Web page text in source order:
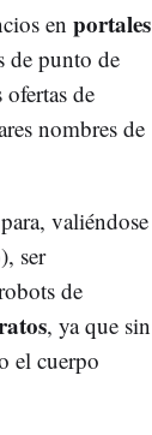
en portales
de punto de
de
nombres de
para, valiéndose
ser
de
, ya que sin
el cuerpo